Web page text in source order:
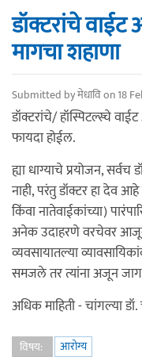
डॉक्टरांचे
मागचा शहाणा
Submitted byमेधाविon 18
डॉक्टरांचे/ हॉस्पिटल्स्चे
फायदा होईल.
ह्या धाग्याचे प्रयोजन,
नाही, परंतु डॉक्टर हा देव
किंवा नातेवाईकांच्या)
अनेक उदाहरणे वरचेवर
व्यवसायातल्या
समजले तर त्यांना अजून
अधिक माहिती - चांगल्या
विषय:
आरोग्य